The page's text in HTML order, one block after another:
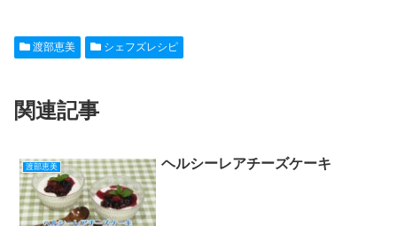
c
e
o
k
e
n
ck
et
渡部恵美 シェフズレシピ
関連記事
渡部恵美 ヘルシーレアチーズケーキ